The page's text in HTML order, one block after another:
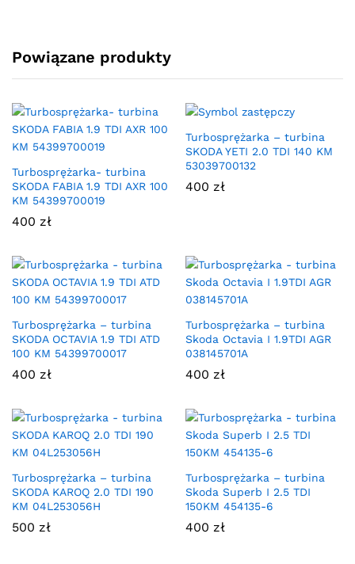
Powiązane produkty
Turbosprężarka- turbina
SKODA FABIA 1.9 TDI AXR 100
KM 54399700019
400 zł
Turbosprężarka – turbina
SKODA YETI 2.0 TDI 140 KM
53039700132
400 zł
Turbosprężarka – turbina
SKODA OCTAVIA 1.9 TDI ATD
100 KM 54399700017
400 zł
Turbosprężarka – turbina
Skoda Octavia I 1.9TDI AGR
038145701A
400 zł
Turbosprężarka – turbina
SKODA KAROQ 2.0 TDI 190
KM 04L253056H
500 zł
Turbosprężarka – turbina
Skoda Superb I 2.5 TDI
150KM 454135-6
400 zł